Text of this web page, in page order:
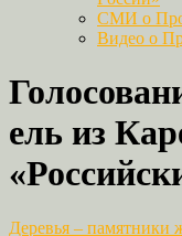
СМИ о
Видео о
ель из
Деревья – памятники